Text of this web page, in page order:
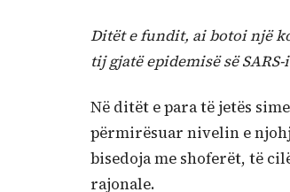
Ditët e fundit, ai botoi një
tij gjatë epidemisë së
Në ditët e para të jetës
përmirësuar nivelin e
bisedoja me shoferët, të
rajonale.